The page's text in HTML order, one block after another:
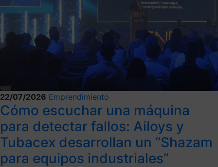
22/07/2026 Emprendimiento
Cómo escuchar una máquina
para detectar fallos: Ailoys y
Tubacex desarrollan un “Shazam
para equipos industriales”